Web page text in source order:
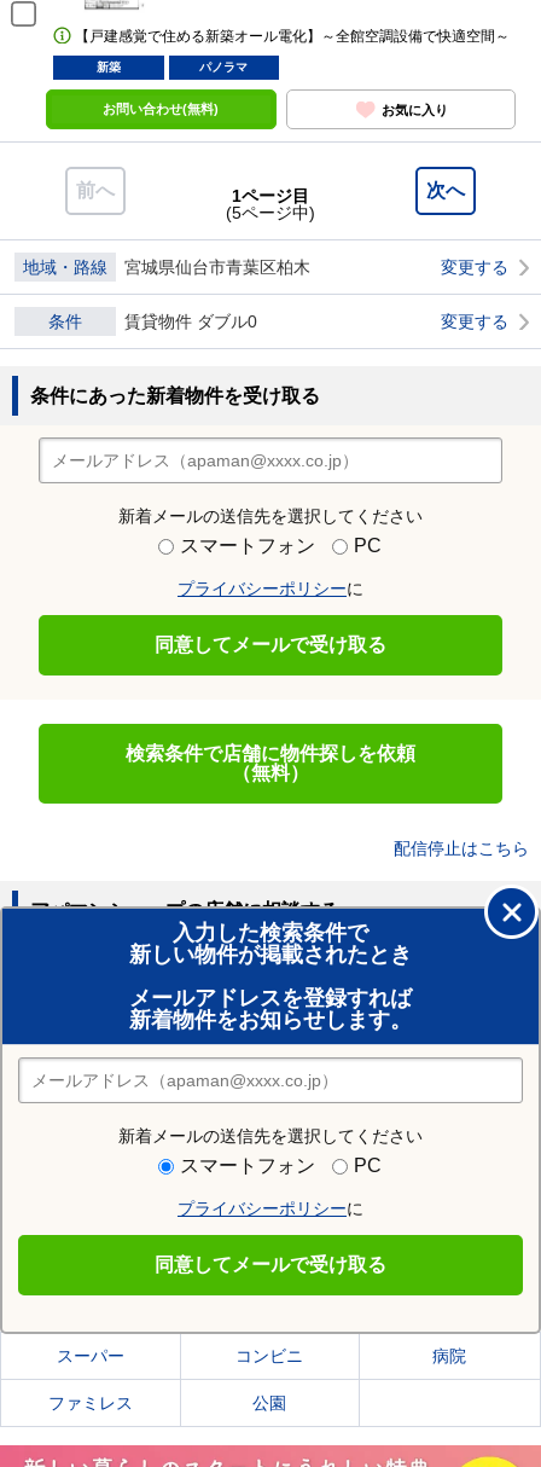
【戸建感覚で住める新築オール電化】～全館空調設備で快適空間～
新築 パノラマ
お問い合わせ(無料) お気に入り
前へ 次へ
1ページ目
(5ページ中)
地域・路線 宮城県仙台市青葉区柏木 変更する
条件 賃貸物件 ダブル0 変更する
条件にあった新着物件を受け取る
新着メールの送信先を選択してください
スマートフォン PC
プライバシーポリシーに
同意してメールで受け取る
検索条件で店舗に物件探しを依頼
（無料）
配信停止はこちら
入力した検索条件で
新しい物件が掲載されたとき
メールアドレスを登録すれば
新着物件をお知らせします。
新着メールの送信先を選択してください
スマートフォン PC
プライバシーポリシーに
同意してメールで受け取る
アパマンショップの店舗に相談する
賃貸のプロがお部屋探し！
おまかせ物件リクエスト
住みたい街の店舗を探す
店舗検索
住む街研究所で仙台市青葉区の情報を見る
仙台市青葉区の施設一覧
スーパー コンビニ 病院
ファミレス 公園